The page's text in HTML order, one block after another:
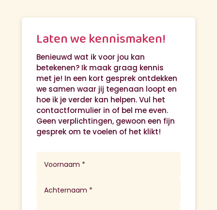
Laten we kennismaken!
Benieuwd wat ik voor jou kan
betekenen? Ik maak graag kennis
met je! In een kort gesprek ontdekken
we samen waar jij tegenaan loopt en
hoe ik je verder kan helpen. Vul het
contactformulier in of bel me even.
Geen verplichtingen, gewoon een fijn
gesprek om te voelen of het klikt!